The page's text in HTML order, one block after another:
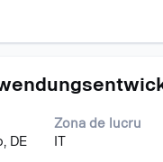
DE
Zona de lucru
IT